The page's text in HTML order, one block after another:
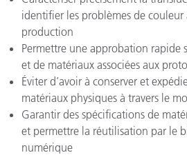
identifier les problèmes de
production
Permettre une approbation rapide
et de matériaux associées aux
Éviter d’avoir à conserver et
matériaux physiques à travers le
Garantir des spécifications de
et permettre la réutilisation par le
numérique